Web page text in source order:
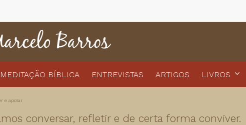
MEDITAÇÃO BÍBLICA ENTREVISTAS ARTIGOS LIVROS
e apoiar
conversar, refletir e de certa forma conviver.